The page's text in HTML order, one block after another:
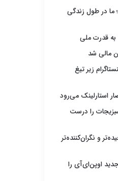
ما در طول زندگی
به قدرت ملی
مالی شد
زیر تیغ
را درست
و نگران‌کننده‌تر
اوپن‌ای‌آی را